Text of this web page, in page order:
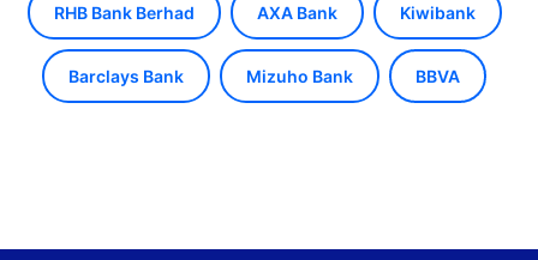
RHB Bank Berhad AXA Bank Kiwibank
Barclays Bank Mizuho Bank BBVA